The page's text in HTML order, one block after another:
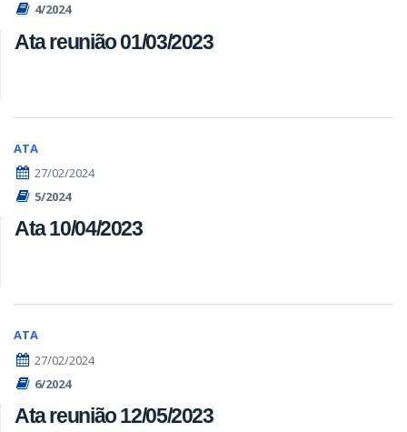
4/2024
Ata reunião 01/03/2023
ATA
27/02/2024
5/2024
Ata 10/04/2023
ATA
27/02/2024
6/2024
Ata reunião 12/05/2023